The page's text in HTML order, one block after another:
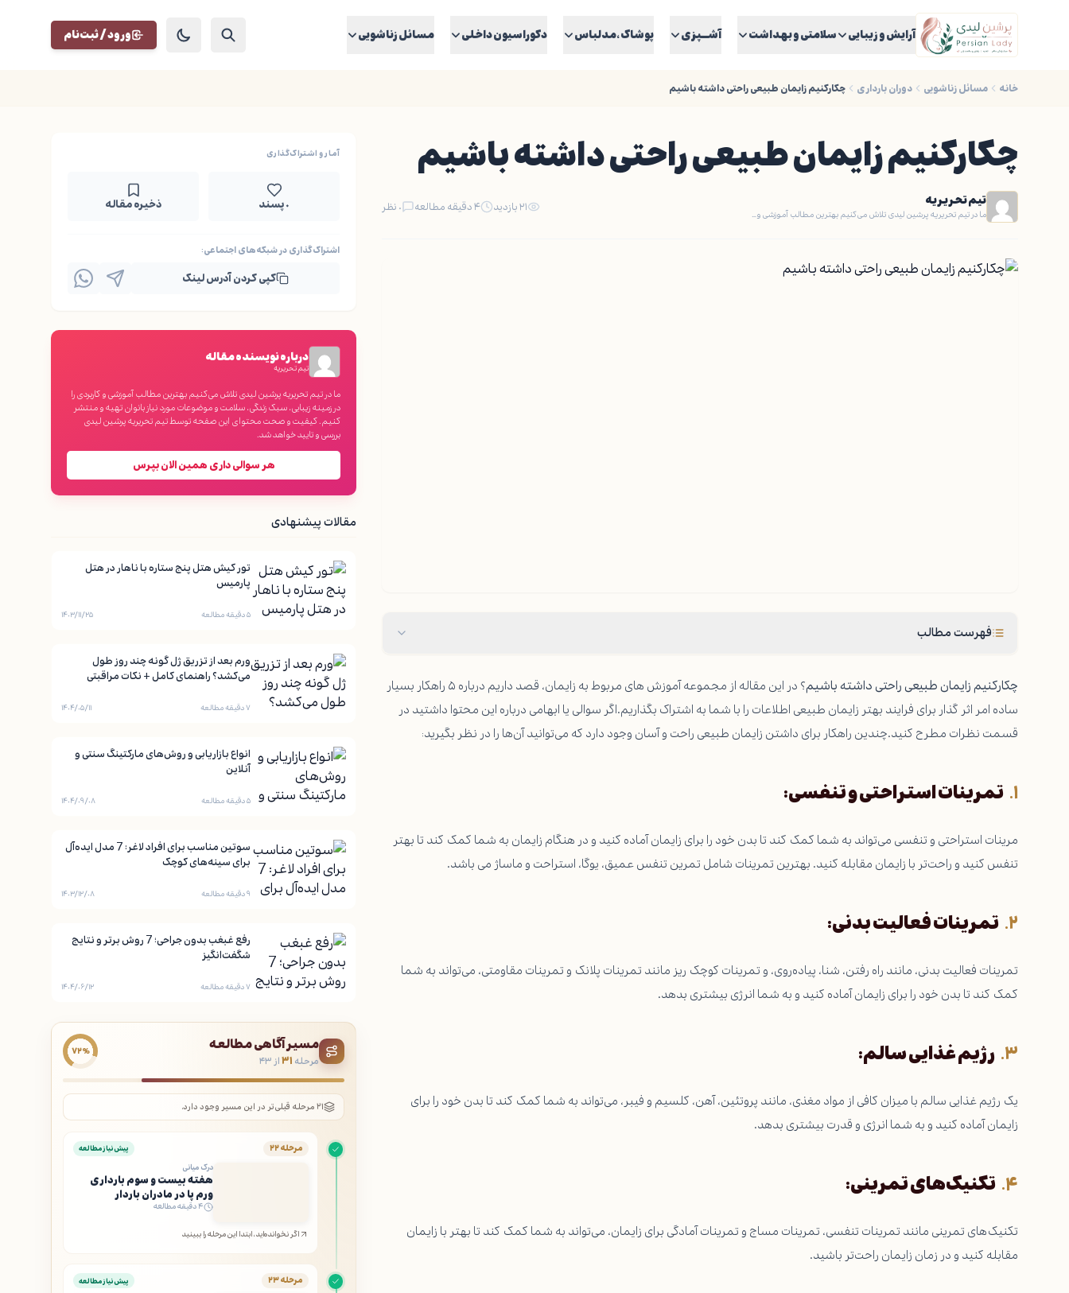
آرایش و زیبایی سلامتی و بهداشت آشــپزی پوشاک ،مدلباس دکوراسیون داخلی مسائل زناشویی ورود / ثبت‌نام
خانه مسائل زناشویی دوران بارداری چکارکنیم زایمان طبیعی راحتی داشته باشیم
چکارکنیم زایمان طبیعی راحتی داشته باشیم
تیم تحریریه
ما در تیم تحریریه پرشین لیدی تلاش می‌کنیم بهترین مطالب آموزشی و… ۲۱ بازدید ۴ دقیقه مطالعه ۰ نظر
فهرست مطالب
چکارکنیم زایمان طبیعی راحتی داشته باشیم؟ در این مقاله از مجموعه آموزش های مربوط به زایمان
، قصد داریم درباره ۵ راهکار بسیار
ساده امر اثر گذار برای فرایند بهتر زایمان طبیعی اطلاعات را با شما به اشتراک بگذاریم.اگر سوالی یا ابهامی درباره این محتوا داشتید در
قسمت نظرات مطرح کنید.چندین راهکار برای داشتن زایمان طبیعی راحت و آسان وجود دارد که می‌توانید آن‌ها را در نظر بگیرید:
تمرینات استراحتی و تنفسی:
مرینات استراحتی و تنفسی می‌تواند به شما کمک کند تا بدن خود را برای زایمان آماده کنید و در هنگام زایمان به شما کمک کند تا بهتر
تنفس کنید و راحت‌تر با زایمان مقابله کنید. بهترین تمرینات شامل تمرین تنفس عمیق، یوگا، استراحت و ماساژ می باشد.
تمرینات فعالیت بدنی:
تمرینات فعالیت بدنی، مانند راه رفتن، شنا، پیاده‌روی، و تمرینات کوچک ریز مانند تمرینات پلانک و تمرینات مقاومتی، می‌تواند به شما
کمک کند تا بدن خود را برای زایمان آماده کنید و به شما انرژی بیشتری بدهد.
رژیم غذایی سالم:
یک رژیم غذایی سالم با میزان کافی از مواد مغذی، مانند پروتئین، آهن، کلسیم و فیبر، می‌تواند به شما کمک کند تا بدن خود را برای
زایمان آماده کنید و به شما انرژی و قدرت بیشتری بدهد.
تکنیک‌های تمرینی:
تکنیک‌های تمرینی مانند تمرینات تنفسی، تمرینات مساج و تمرینات آمادگی برای زایمان، می‌تواند به شما کمک کند تا بهتر با زایمان
مقابله کنید و در زمان زایمان راحت‌تر باشید.
آمار و اشتراک‌گذاری
۰ پسند ذخیره مقاله
اشتراک‌گذاری در شبکه‌های اجتماعی:
کپی کردن آدرس لینک
درباره نویسنده مقاله
تیم تحریریه
ما در تیم تحریریه پرشین لیدی تلاش می‌کنیم بهترین مطالب آموزشی و کاربردی را
در زمینه زیبایی، سبک زندگی، سلامت و موضوعات مورد نیاز بانوان تهیه و منتشر
کنیم. کیفیت و صحت محتوای این صفحه توسط تیم تحریریه پرشین لیدی
بررسی و تایید خواهد شد.
هر سوالی داری همین الان بپرس
مقالات پیشنهادی
تور کیش هتل پنج ستاره با ناهار در هتل
پارمیس
۵ دقیقه مطالعه ۱۴۰۳/۱۱/۲۵
ورم بعد از تزریق ژل گونه چند روز طول
می‌کشد؟ راهنمای کامل + نکات مراقبتی
۷ دقیقه مطالعه ۱۴۰۴/۰۵/۱۱
انواع بازاریابی و روش‌های مارکتینگ سنتی و
آنلاین
۵ دقیقه مطالعه ۱۴۰۴/۰۹/۰۸
سوتین مناسب برای افراد لاغر: 7 مدل ایده‌آل
برای سینه‌های کوچک
۹ دقیقه مطالعه ۱۴۰۳/۱۲/۰۸
رفع غبغب بدون جراحی؛ 7 روش برتر و نتایج
شگفت‌انگیز
۷ دقیقه مطالعه ۱۴۰۴/۰۶/۱۲
مسیر آگاهی مطالعه
مرحله ۳۱از ۴۳
۷۲٪
۲۱ مرحله قبلی‌تر در این مسیر وجود دارد.
مرحله ۲۲ پیش‌نیاز مطالعه
درک میانی
هفته بیست و سوم بارداری
ورم پا در مادران باردار
۴ دقیقه مطالعه
اگر نخوانده‌اید، ابتدا این مرحله را ببینید
مرحله ۲۳ پیش‌نیاز مطالعه